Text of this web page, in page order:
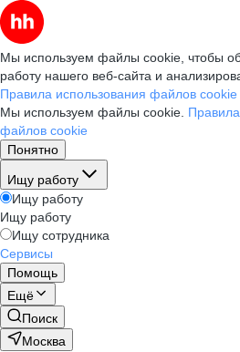
Мы используем файлы cookie, чтобы
работу нашего веб-сайта и
Правила использования файлов cookie
Мы используем файлы cookie.
файлов cookie
Понятно
Ищу работу
Ищу работу
Ищу работу
Ищу сотрудника
Сервисы
Помощь
Ещё
Поиск
Москва